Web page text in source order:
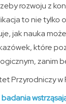
rozwoju z
to nie tylko
jak nauka
które
zanim
Przyrodniczy w